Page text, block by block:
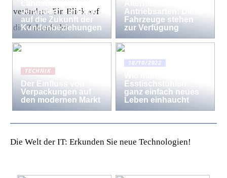
verändert: Ein Blick
auf die Zukunft der
Kundenbeziehungen
Antriebsarten: Diese
Fahrzeuge stehen
zur Verfügung
TECHNIK
Der Einfluss von
Verpackungen auf
den modernen Markt
18/10/2022
Esstischstühlen
ganz einfach neues
Leben einhaucht
Die Welt der IT: Erkunden Sie neue Technologien!